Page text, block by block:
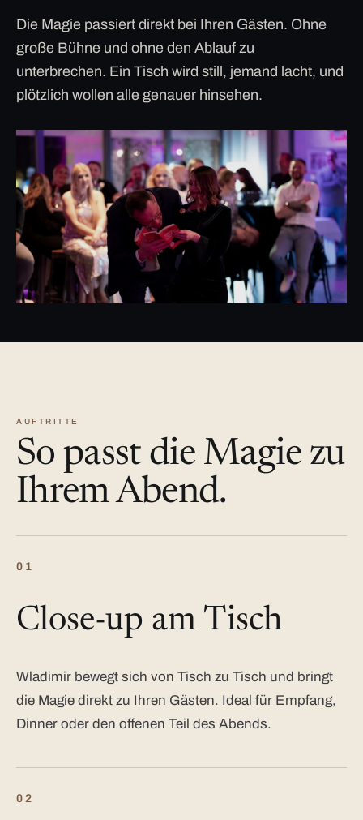
Die Magie passiert direkt bei Ihren Gästen. Ohne
große Bühne und ohne den Ablauf zu
unterbrechen. Ein Tisch wird still, jemand lacht, und
plötzlich wollen alle genauer hinsehen.
AUFTRITTE
So passt die Magie zu
Ihrem Abend.
01
Close-up am Tisch
Wladimir bewegt sich von Tisch zu Tisch und bringt
die Magie direkt zu Ihren Gästen. Ideal für Empfang,
Dinner oder den offenen Teil des Abends.
02